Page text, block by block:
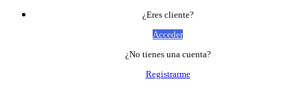
¿Eres cliente?
Acceder
¿No tienes una cuenta?
Registrarme